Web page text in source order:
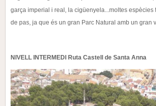
garça imperial i real, la cigüenyela...moltes espècies
de pas, ja que és un gran Parc Natural amb un gran
NIVELL INTERMEDI Ruta Castell de Santa Anna